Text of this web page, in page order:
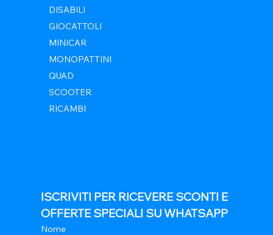
DISABILI
GIOCATTOLI
MINICAR
MONOPATTINI
QUAD
SCOOTER
RICAMBI
ISCRIVITI PER RICEVERE SCONTI E
OFFERTE SPECIALI SU WHATSAPP
Nome